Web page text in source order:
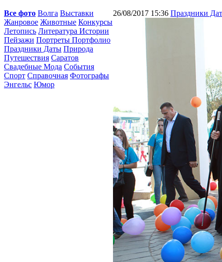
Все фото Волга Выставки
Жанровое Животные Конкурсы
Летопись Литература Истории
Пейзажи Портреты Портфолио
Праздники Даты Природа
Путешествия Саратов
Свадебные Мода События
Спорт Справочная Фотографы
Энгельс Юмор
26/08/2017 15:36 Праздники